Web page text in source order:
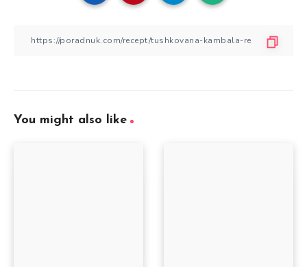
You might also like